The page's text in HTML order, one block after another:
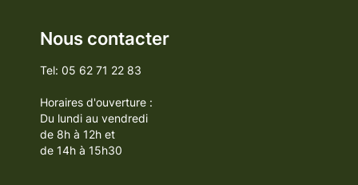
Nous contacter
Tel: 05 62 71 22 83
Horaires d'ouverture :
Du lundi au vendredi
de 8h à 12h et
de 14h à 15h30